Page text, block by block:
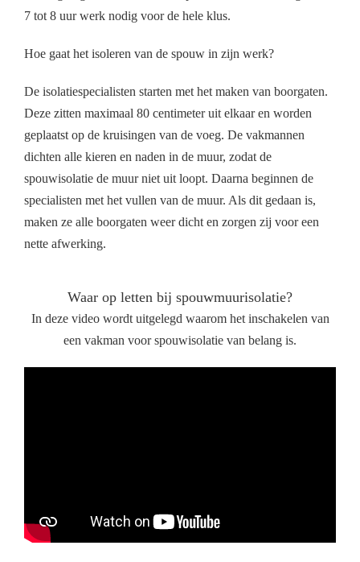
7 tot 8 uur werk nodig voor de hele klus.
Hoe gaat het isoleren van de spouw in zijn werk?
De isolatiespecialisten starten met het maken van boorgaten.
Deze zitten maximaal 80 centimeter uit elkaar en worden
geplaatst op de kruisingen van de voeg. De vakmannen
dichten alle kieren en naden in de muur, zodat de
spouwisolatie de muur niet uit loopt. Daarna beginnen de
specialisten met het vullen van de muur. Als dit gedaan is,
maken ze alle boorgaten weer dicht en zorgen zij voor een
nette afwerking.
Waar op letten bij spouwmuurisolatie?
In deze video wordt uitgelegd waarom het inschakelen van
een vakman voor spouwisolatie van belang is.